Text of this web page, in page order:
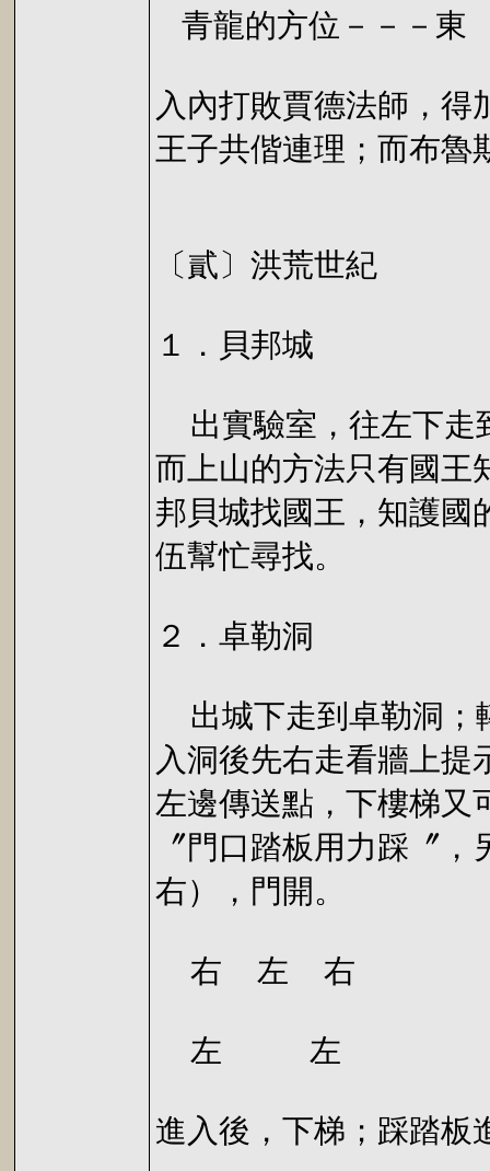
青龍的方位－－－東
入內打敗賈德法師，
王子共偕連理；而布魯
〔貳〕洪荒世紀
１．貝邦城
出實驗室，往左下走
而上山的方法只有國王
邦貝城找國王，知護國
伍幫忙尋找。
２．卓勒洞
出城下走到卓勒洞；
入洞後先右走看牆上
左邊傳送點，下樓梯又
〞門口踏板用力踩〞
右），門開。
右 左 右
左 左
進入後，下梯；踩踏板